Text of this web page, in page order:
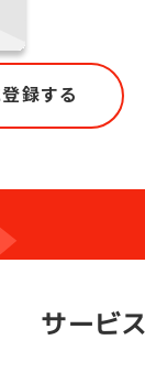
録する
サービ